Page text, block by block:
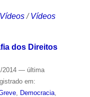
Vídeos /Vídeos
dos Direitos
2014 — última
em:
, Democracia,